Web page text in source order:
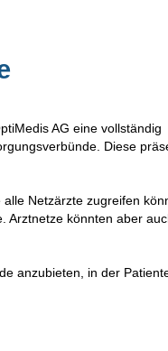
AG eine vollständig
Diese
Netzärzte zugreifen
Arztnetze könnten aber
anzubieten, in der